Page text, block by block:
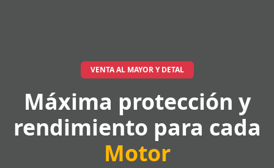
VENTA AL MAYOR Y DETAL
Máxima protección y
rendimiento para cada
Motor